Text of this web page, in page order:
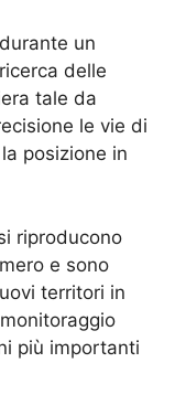
un
delle
tale da
le vie di
posizione in
riproducono
e sono
territori in
più importanti